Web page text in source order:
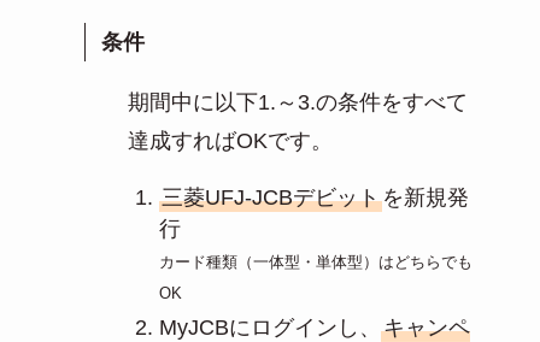
条件
期間中に以下1.～3.の条件をすべて
達成すればOKです。
三菱UFJ-JCBデビットを新規発
行
カード種類（一体型・単体型）はどちらでも
OK
MyJCBにログインし、キャンペ